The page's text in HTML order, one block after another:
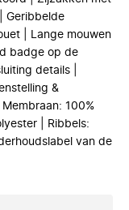
Geribbelde
| Lange mouwen
badge op de
details |
&
100%
| Ribbels:
van de